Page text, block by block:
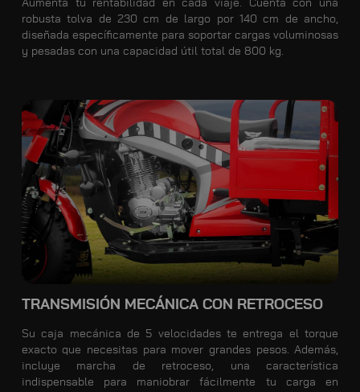
Aumenta tu rentabilidad en cada viaje. Cuenta con una
robusta tolva de 230 cm de largo por 140 cm de ancho,
diseñada específicamente para soportar cargas voluminosas
y pesadas con una capacidad útil total de 800 kg.
TRANSMISIÓN MECÁNICA CON RETROCESO
Su caja mecánica de 5 velocidades te entrega el torque
exacto que necesitas para mover grandes pesos. Además,
incluye marcha de retroceso, una característica
indispensable para maniobrar fácilmente tu carga en